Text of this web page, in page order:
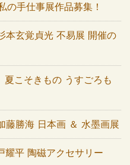
の手仕事展作品募集！
本玄覚貞光 不易展 開催の
こそきもの うすごろも
藤勝海 日本画 ＆ 水墨画展
耀平 陶磁アクセサリー